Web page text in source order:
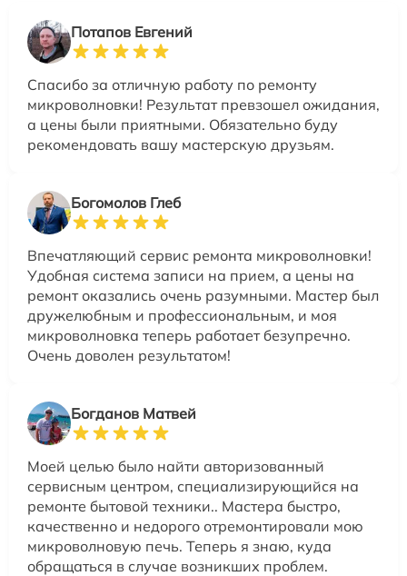
Потапов Евгений
Спасибо за отличную работу по ремонту
микроволновки! Результат превзошел ожидания,
а цены были приятными. Обязательно буду
рекомендовать вашу мастерскую друзьям.
Богомолов Глеб
Впечатляющий сервис ремонта микроволновки!
Удобная система записи на прием, а цены на
ремонт оказались очень разумными. Мастер был
дружелюбным и профессиональным, и моя
микроволновка теперь работает безупречно.
Очень доволен результатом!
Богданов Матвей
Моей целью было найти авторизованный
сервисным центром, специализирующийся на
ремонте бытовой техники.. Мастера быстро,
качественно и недорого отремонтировали мою
микроволновую печь. Теперь я знаю, куда
обращаться в случае возникших проблем.